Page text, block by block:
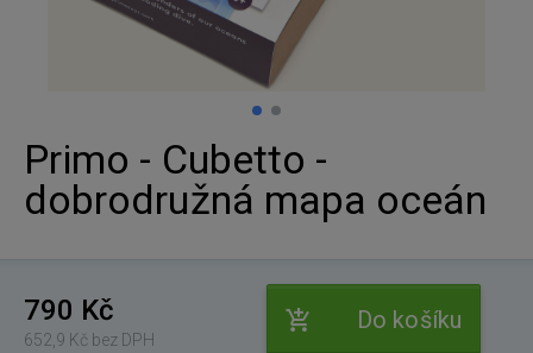
Primo - Cubetto -
dobrodružná mapa oceán
790 Kč
652,9 Kč bez DPH
Do košíku